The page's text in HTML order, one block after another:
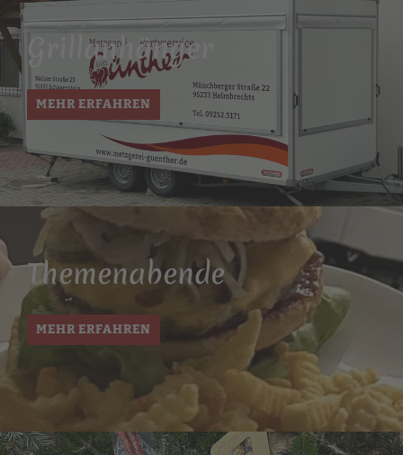
Grillanhänger
MEHR ERFAHREN
Themen­abende
MEHR ERFAHREN